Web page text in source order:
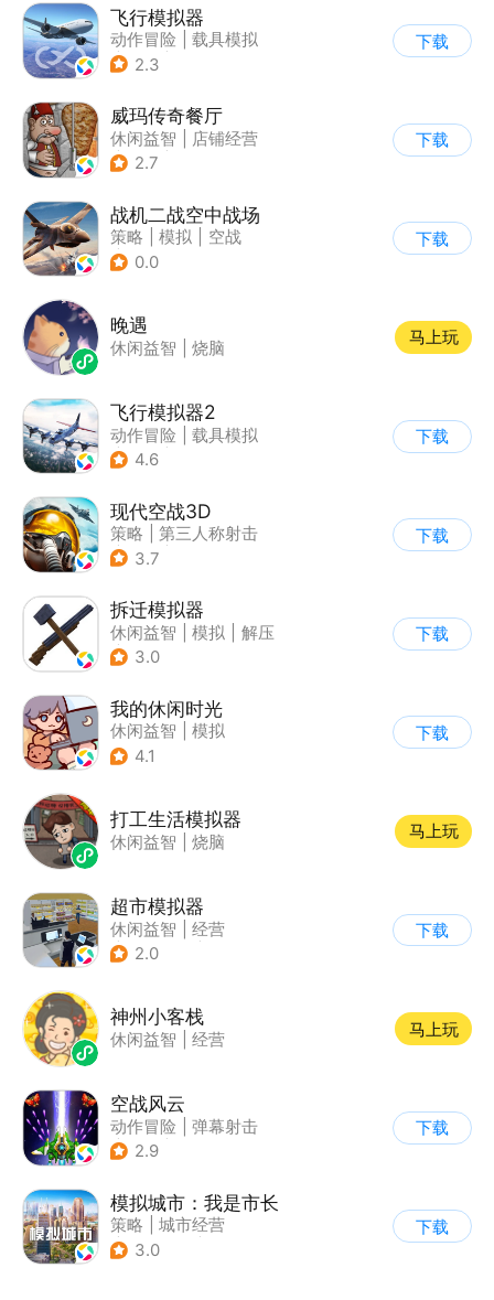
飞行模拟器
动作冒险
载具模拟
| 飞机
2.3
下载
威玛传奇餐厅
休闲益智
店铺经营
| 美食
2.7
下载
战机二战空中战场
策略 模拟
空战
| 写实
0.0
下载
晚遇
休闲益智 烧脑
马上玩
飞行模拟器2
动作冒险
载具模拟
| 飞机
4.6
下载
现代空战3D
策略
第三人称射击
| 军事
3.7
下载
拆迁模拟器
休闲益智 模拟
解压
| 卡通
3.0
下载
我的休闲时光
休闲益智
模拟
4.1
下载
打工生活模拟器
休闲益智 烧脑
马上玩
超市模拟器
休闲益智
经营
| 文字游戏
2.0
下载
神州小客栈
休闲益智 经营
马上玩
空战风云
动作冒险
弹幕射击
| 科幻
2.9
下载
模拟城市：我是市长
策略
城市经营
| 模拟城市
3.0
下载